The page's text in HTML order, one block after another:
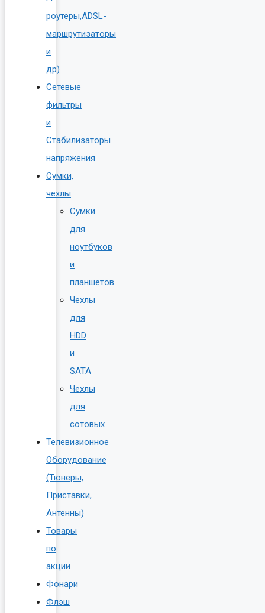
роутеры,ADSL-
маршрутизаторы
и
др)
Сетевые
фильтры
и
Стабилизаторы
напряжения
Сумки,
чехлы
Сумки
для
ноутбуков
и
планшетов
Чехлы
для
HDD
и
SATA
Чехлы
для
сотовых
Телевизионное
Оборудование
(Тюнеры,
Приставки,
Антенны)
Товары
по
акции
Фонари
Флэш